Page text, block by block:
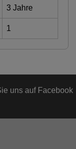
3 Jahre
1
uns auf Facebook